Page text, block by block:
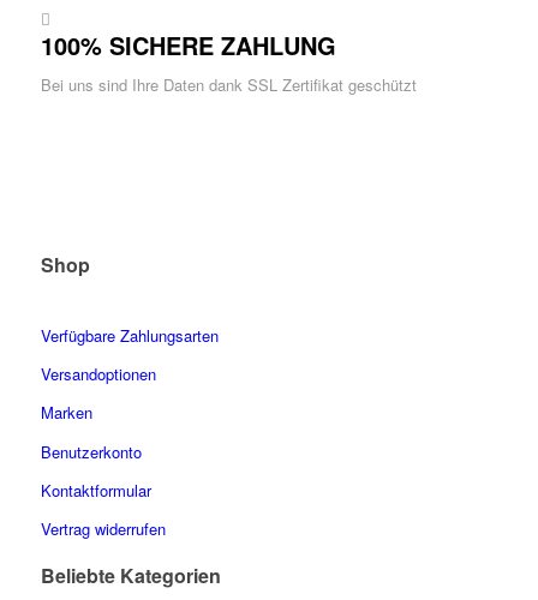
100% SICHERE ZAHLUNG
Bei uns sind Ihre Daten dank SSL Zertifikat geschützt
Shop
Verfügbare Zahlungsarten
Versandoptionen
Marken
Benutzerkonto
Kontaktformular
Vertrag widerrufen
Beliebte Kategorien